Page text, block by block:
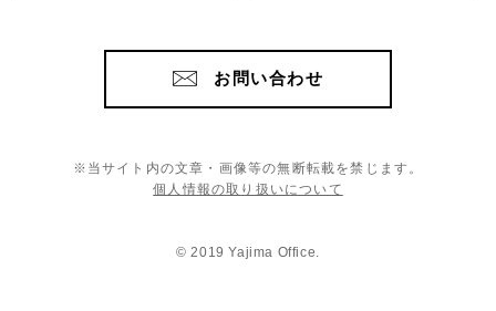
お問い合わせ
※当サイト内の文章・画像等の無断転載を禁じます。
個人情報の取り扱いについて
© 2019 Yajima Office.